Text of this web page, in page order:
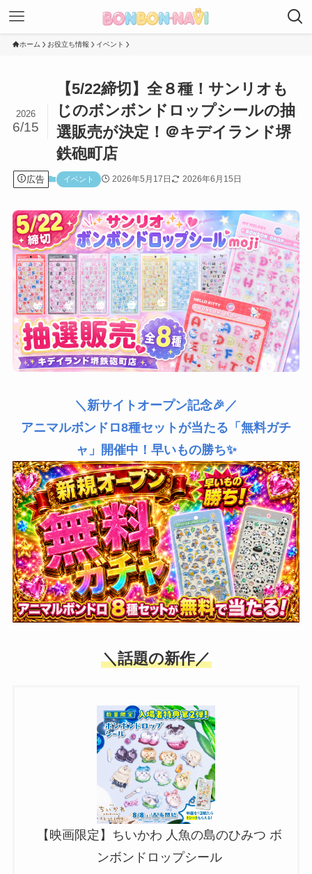
ホーム お役立ち情報 イベント
【5/22締切】全８種！サンリオも
じのボンボンドロップシールの抽
選販売が決定！＠キデイランド堺
鉄砲町店
2026
6/15
広告 イベント 2026年5月17日 2026年6月15日
＼新サイトオープン記念🎉／
アニマルボンドロ8種セットが当たる「無料ガチ
ャ」開催中！早いもの勝ち✨
＼話題の新作／
【映画限定】ちいかわ 人魚の島のひみつ ボ
ンボンドロップシール